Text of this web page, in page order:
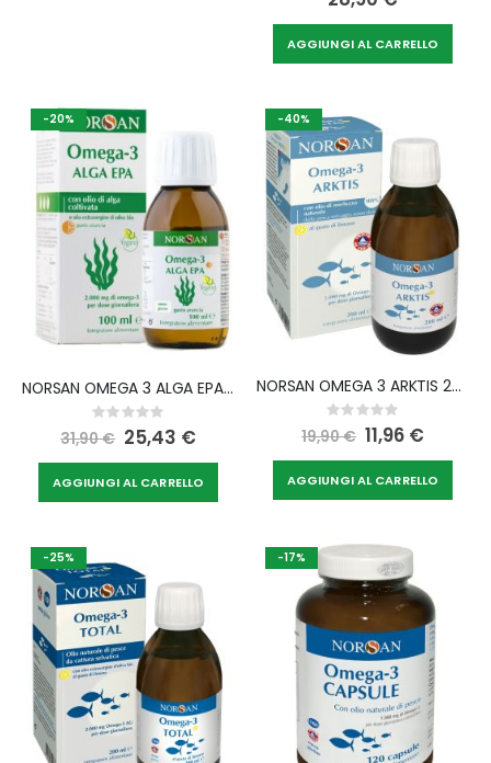
AGGIUNGI AL CARRELLO
-20%
NORSAN OMEGA 3 ALGA EPA 100 ML
Rating:
0%
31,90 € Special
Price
25,43 €
AGGIUNGI AL CARRELLO
-40%
NORSAN OMEGA 3 ARKTIS 200 ML
Rating:
0%
19,90 € Special
Price
11,96 €
AGGIUNGI AL CARRELLO
-25% -17%